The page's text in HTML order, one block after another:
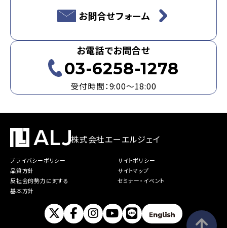
お問合せフォーム
お電話でお問合せ
03-6258-1278
受付時間：9:00～18:00
株式会社エーエルジェイ
プライバシーポリシー
品質方針
反社会的勢力に対する
基本方針
サイトポリシー
サイトマップ
セミナー・イベント